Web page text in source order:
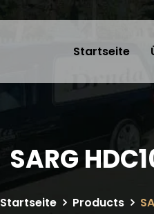
Startseite
SARG
Startseite Products